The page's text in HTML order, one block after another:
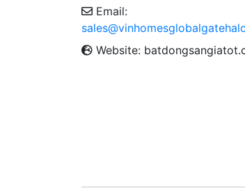
Email:
Website: